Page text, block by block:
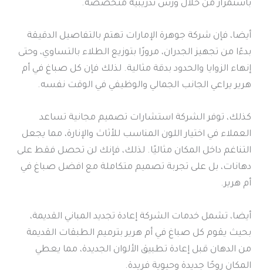
باستمرار من خلال ورش تدريبية متخصصة.
أيضا، فإن شركة جوهرة الإمارات تهتم بالتفاصيل الدقيقة
بدءًا من تجهيز الجدران، مرورًا بتوزيع الطلاء بالتساوي، وحتى
إنهاء الزوايا والحدود بدقة مثالية. لذلك فإن كل صباغ في أم
هرير يراعي الجانب الجمالي والوظيفي في الوقت نفسه.
كذلك، توفر الشركة استشارات تصميم مجانية تساعد
العملاء في اختيار اللون المناسب للأثاث والإنارة، مما يجعل
التناغم داخل المكان مثاليًا. لذلك، فإنك لن تحصل فقط على
دهانات، بل على تجربة تصميم متكاملة مع افضل صباغ في
أم هرير.
أيضا، تشمل خدمات الشركة إعادة تجديد المباني القديمة،
بحيث يقوم كل صباغ في أم هرير بترميم الطبقات القديمة
من الدهان قبل إعادة تطبيق الألوان الجديدة، مما يعطي
المكان روحًا جديدة وحيوية فريدة.